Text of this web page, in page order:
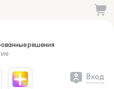
решения
Вход